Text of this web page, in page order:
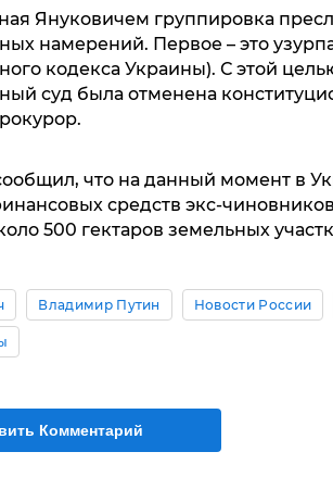
Януковичем группировка
намерений. Первое – это
кодекса Украины). С этой
суд была отменена
что на данный момент в
средств экс-
500 гектаров земельных
Владимир Путин Новости России
Комментарий